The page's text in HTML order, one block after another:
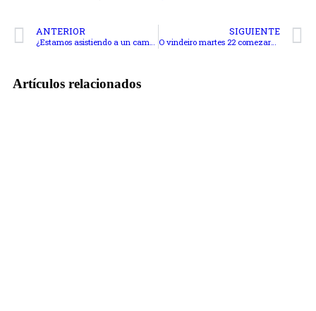
ANTERIOR
¿Estamos asistiendo a un cambio de paradigma en los estudios de traducción?
SIGUIENTE
O vindeiro martes 22 comezará o curso práctico de ferramentas de tradución profesional.
Artículos relacionados